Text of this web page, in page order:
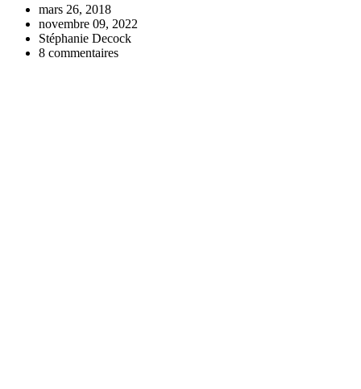
mars 26, 2018
novembre 09, 2022
Stéphanie Decock
8 commentaires